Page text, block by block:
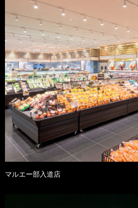
マルエー部入道店